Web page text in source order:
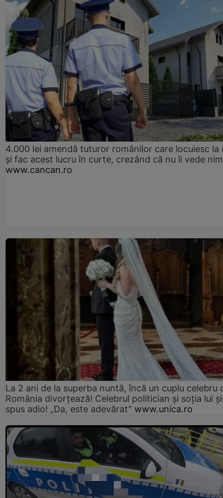
4.000 lei amendă tuturor românilor care locuiesc la
și fac acest lucru în curte, crezând că nu îi vede
www.cancan.ro
La 2 ani de la superba nuntă, încă un cuplu celebru
România divorțează! Celebrul politician și soția lui
spus adio! „Da, este adevărat” www.unica.ro